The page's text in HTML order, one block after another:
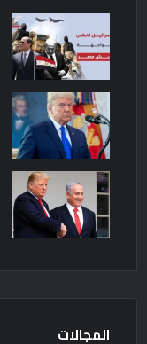
المجالات